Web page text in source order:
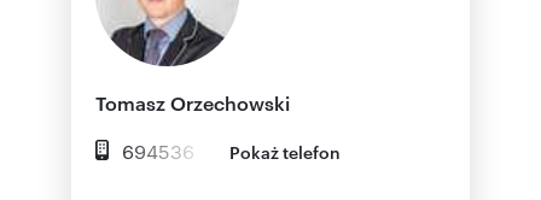
Tomasz Orzechowski
694536 Pokaż telefon